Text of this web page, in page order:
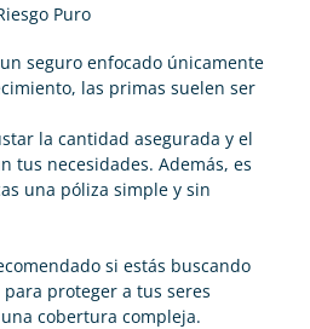
Puro
seguro enfocado únicamente
las primas suelen ser
la cantidad asegurada y el
tus necesidades. Además, es
una póliza simple y sin
si estás buscando
proteger a tus seres
cobertura compleja.